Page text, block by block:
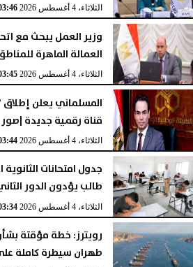
الثلاثاء، 4 أغسطس 2026 03:46
وزير العمل يبحث مع
العمالة الماهرة
الثلاثاء، 4 أغسطس 2026 03:45
المسلماني يعلن إطلاق
قناة رقمية جديدة |صور
الثلاثاء، 4 أغسطس 2026 03:44
طالب يؤدون الدور
الثلاثاء، 4 أغسطس 2026 03:34
رويترز: خطة مؤقتة
طهران سيطرة كاملة